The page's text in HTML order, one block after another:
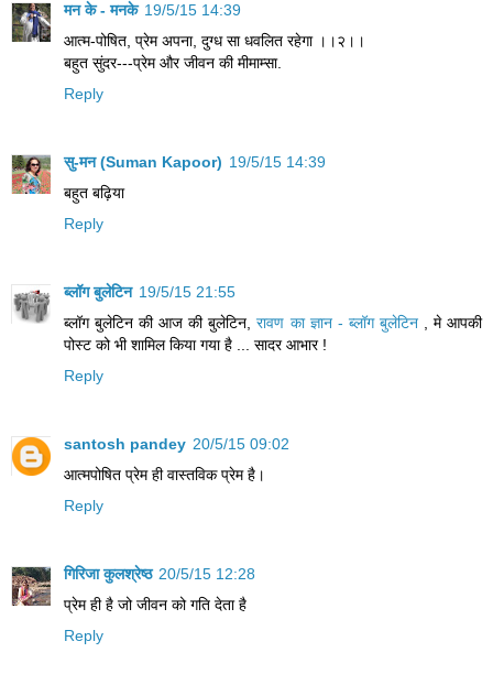
मन के - मनके 19/5/15 14:39
आत्म-पोषित, प्रेम अपना, दुग्ध सा धवलित रहेगा ।।२।।
बहुत सुंदर---प्रेम और जीवन की मीमाम्सा.
Reply
सु-मन (Suman Kapoor) 19/5/15 14:39
बहुत बढ़िया
Reply
ब्लॉग बुलेटिन 19/5/15 21:55
ब्लॉग बुलेटिन की आज की बुलेटिन,रावण का ज्ञान - ब्लॉग बुलेटिन
, मे आपकी
पोस्ट को भी शामिल किया गया है ... सादर आभार !
Reply
santosh pandey 20/5/15 09:02
आत्मपोषित प्रेम ही वास्तविक प्रेम है।
Reply
गिरिजा कुलश्रेष्ठ 20/5/15 12:28
प्रेम ही है जो जीवन को गति देता है
Reply